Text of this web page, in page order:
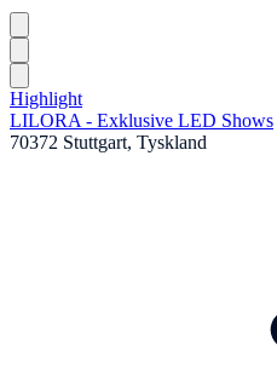
Highlight
LILORA - Exklusive LED Shows
70372 Stuttgart, Tyskland